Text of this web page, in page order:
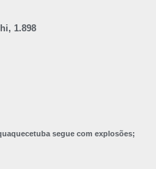
1.898
segue com explosões;